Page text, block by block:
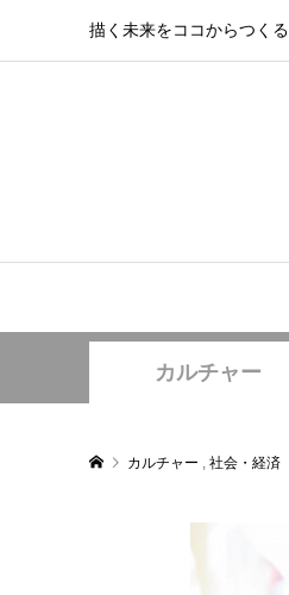
描く未来をココからつくる
カルチャー
カルチャー , 社会・経済